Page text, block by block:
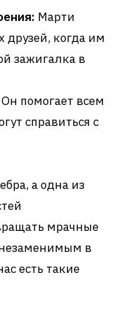
Марти
друзей, когда им
зажигалка в
Он помогает всем
справиться с
а одна из
мрачные
в
есть такие